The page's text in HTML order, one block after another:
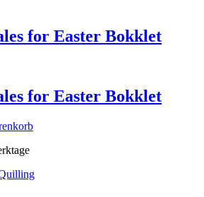
for Easter Bokklet
for Easter Bokklet